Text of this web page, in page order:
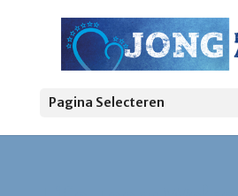
Pagina Selecteren